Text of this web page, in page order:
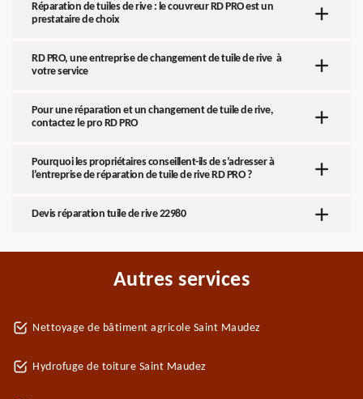
Réparation de tuiles de rive : le couvreur RD PRO est un
prestataire de choix
RD PRO, une entreprise de changement de tuile de rive à
votre service
Pour une réparation et un changement de tuile de rive,
contactez le pro RD PRO
Pourquoi les propriétaires conseillent-ils de s’adresser à
l’entreprise de réparation de tuile de rive RD PRO ?
Devis réparation tuile de rive 22980
Autres services
Nettoyage de bâtiment agricole Saint Maudez
Hydrofuge de toiture Saint Maudez